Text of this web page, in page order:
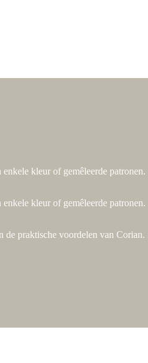
kleur of gemêleerde
kleur of gemêleerde
praktische voordelen van Corian.